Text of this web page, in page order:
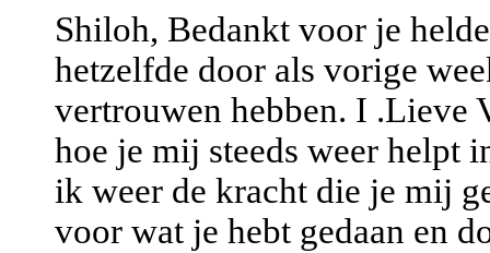
Shiloh, Bedankt voor je
hetzelfde door als vorige
vertrouwen hebben. I .Lieve
hoe je mij steeds weer helpt
ik weer de kracht die je mij
voor wat je hebt gedaan en